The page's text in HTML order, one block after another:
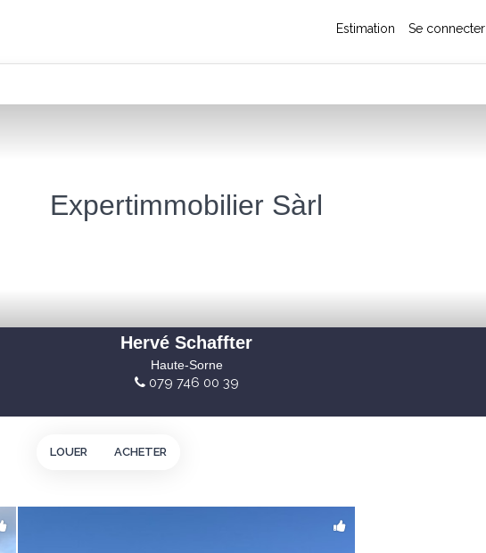
Estimation Se connecter
Expertimmobilier Sàrl
Hervé Schaffter
Haute-Sorne
079 746 00 39
LOUER ACHETER